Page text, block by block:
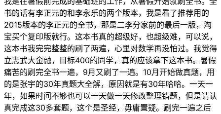
书的话有李正元的和李永乐的两个版本，我是看了推荐用的
2015版本的李正元的全书，那是二李分家前的最后一版，淘
宝买个复印版就行。这本书真的超级好，也超级难，可以说，
这本书我完完整整的刷了两遍，心里对数学再没怕过。我觉得
立志武大金融，目标400的同学，真的应该拿下这本书。暑假
痛苦的刷完全书一遍，9月又刷了一遍。10月开始做真题，用
的是张宇的30年真题大全解，原因就是有30年哈哈。一天一
年，如果时间不够也可以一天做一天修改整理错题，但是请认
真完成这30多套题，这个是圣经，毋庸置疑。刷完一遍之后